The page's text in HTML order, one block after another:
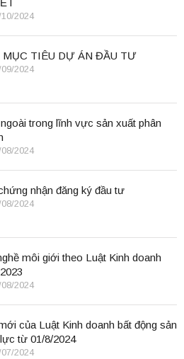
2024
MỤC TIÊU DỰ ÁN ĐẦU TƯ
2024
trong lĩnh vực sản xuất phân
2024
nhận đăng ký đầu tư
2024
môi giới theo Luật Kinh doanh
2024
của Luật Kinh doanh bất động sản
từ 01/8/2024
2024